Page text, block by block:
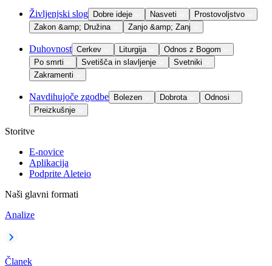
Življenjski slog Dobre ideje Nasveti
Prostovoljstvo
Zakon &amp; Družina
Zanjo &amp; Zanj
Duhovnost Cerkev Liturgija
Odnos z Bogom
Po smrti
Svetišča in slavljenje
Svetniki
Zakramenti
Navdihujoče zgodbe Bolezen Dobrota
Odnosi
Preizkušnje
Storitve
E-novice
Aplikacija
Podprite Aleteio
Naši glavni formati
Analize
Članek